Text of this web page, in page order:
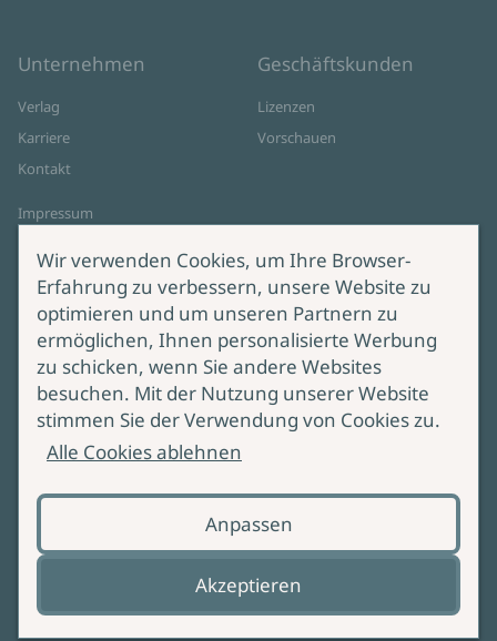
Unternehmen
Verlag
Karriere
Kontakt
Impressum
Cookie-Einstellungen
AGB Online Shop
Geschäftskunden
Lizenzen
Vorschauen
Service
Lieferung & Versand
Produktsicherheit
Bei Fragen zur Produktsicherheit
wenden Sie sich bitte an
Wir verwenden Cookies, um Ihre Browser-
Erfahrung zu verbessern, unsere Website zu
optimieren und um unseren Partnern zu
ermöglichen, Ihnen personalisierte Werbung
zu schicken, wenn Sie andere Websites
besuchen. Mit der Nutzung unserer Website
stimmen Sie der Verwendung von Cookies zu.
Alle Cookies ablehnen
Anpassen
Akzeptieren